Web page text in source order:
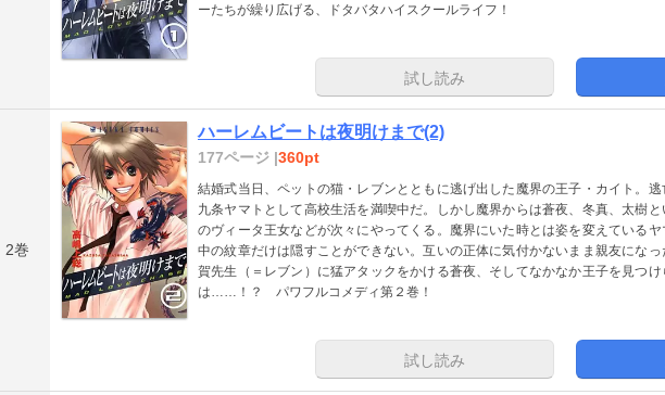
ーたちが繰り広げる、ドタバタハイスクールライフ！
試し読み
2巻
ハーレムビートは夜明けまで(2)
177ページ |360pt
結婚式当日、ペットの猫・レブンとともに逃げ出した魔界の王子・カイト。逃
九条ヤマトとして高校生活を満喫中だ。しかし魔界からは蒼夜、冬真、太樹
のヴィータ王女などが次々にやってくる。魔界にいた時とは姿を変えている
中の紋章だけは隠すことができない。互いの正体に気付かないまま親友にな
賀先生（＝レブン）に猛アタックをかける蒼夜、そしてなかなか王子を見つ
は……！？ パワフルコメディ第２巻！
試し読み